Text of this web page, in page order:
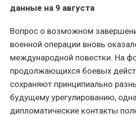
данные на 9 августа
Вопрос о возможном
военной операции вновь
международной повестки. На
продолжающихся боевых
сохраняют принципиально
будущему урегулированию,
дипломатические контакты